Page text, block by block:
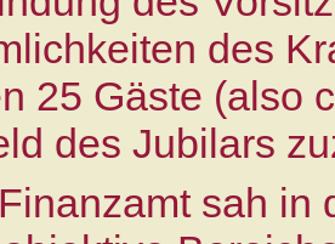
des
25 Gäste (also
des Jubilars
sah in